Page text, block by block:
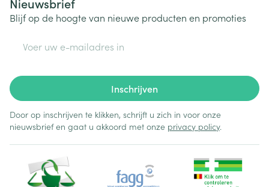
Blijf op de hoogte van nieuwe producten en promoties
Inschrijven
Door op inschrijven te klikken, schrijft u zich in voor onze
nieuwsbrief en gaat u akkoord met onze privacy policy.